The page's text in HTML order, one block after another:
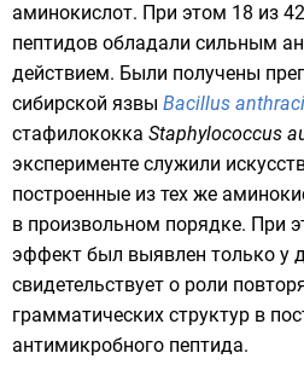
аминокислот. При этом 18 из
пептидов обладали сильным
действием. Были получены
сибирской язвы Bacillus
стафилококка Staphylococcus
эксперименте служили
построенные из тех же
в произвольном порядке. При
эффект был выявлен только у
свидетельствует о роли
грамматических структур в
антимикробного пептида.